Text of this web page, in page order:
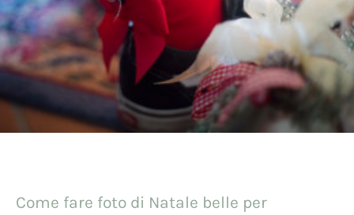
Come fare foto di Natale belle per